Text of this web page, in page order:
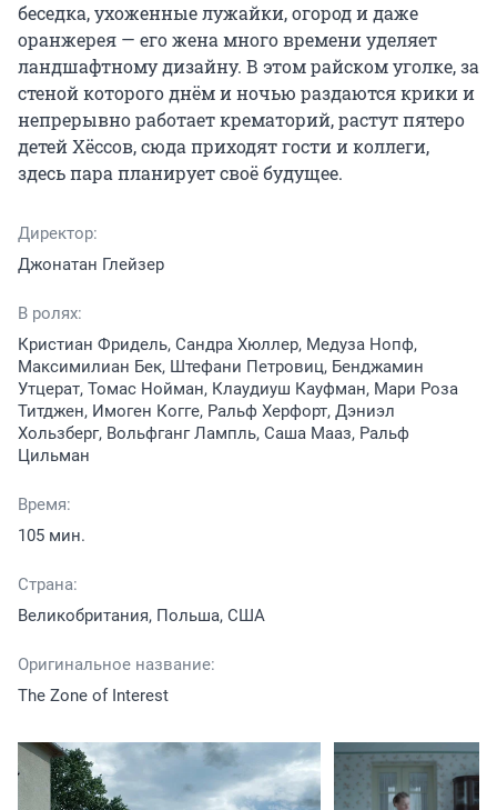
беседка, ухоженные лужайки, огород и даже
оранжерея — его жена много времени уделяет
ландшафтному дизайну. В этом райском уголке, за
стеной которого днём и ночью раздаются крики и
непрерывно работает крематорий, растут пятеро
детей Хёссов, сюда приходят гости и коллеги,
здесь пара планирует своё будущее.
Директор:
Джонатан Глейзер
В ролях:
Кристиан Фридель, Сандра Хюллер, Медуза Нопф,
Максимилиан Бек, Штефани Петровиц, Бенджамин
Утцерат, Томас Нойман, Клаудиуш Кауфман, Мари Роза
Титджен, Имоген Когге, Ральф Херфорт, Дэниэл
Хользберг, Вольфганг Лампль, Саша Мааз, Ральф
Цильман
Время:
105 мин.
Страна:
Великобритания, Польша, США
Оригинальное название:
The Zone of Interest